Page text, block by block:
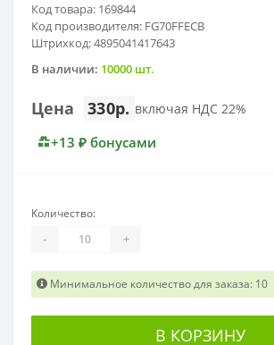
Код товара: 169844
Код производителя: FG70FFECB
Штрихкод: 4895041417643
В наличии: 10000 шт.
Цена 330р. включая НДС 22%
+13 ₽ бонусами
Количество:
- +
Минимальное количество для заказа: 10
В КОРЗИНУ